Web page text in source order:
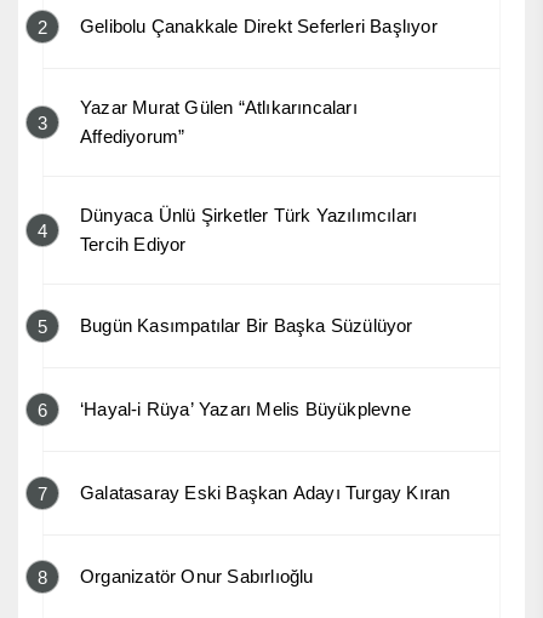
2 Gelibolu Çanakkale Direkt Seferleri Başlıyor
3
Yazar Murat Gülen “Atlıkarıncaları
Affediyorum”
4
Dünyaca Ünlü Şirketler Türk Yazılımcıları
Tercih Ediyor
5 Bugün Kasımpatılar Bir Başka Süzülüyor
6 ‘Hayal-i Rüya’ Yazarı Melis Büyükplevne
7 Galatasaray Eski Başkan Adayı Turgay Kıran
8 Organizatör Onur Sabırlıoğlu